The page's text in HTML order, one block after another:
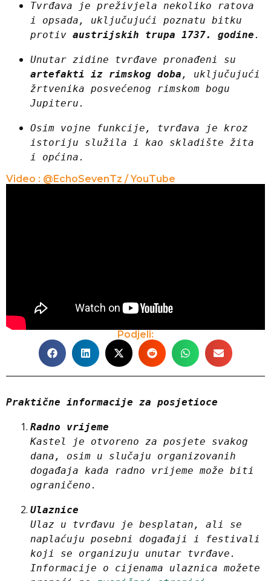
Tvrđava je preživjela nekoliko ratova
i opsada, uključujući poznatu bitku
protiv austrijskih trupa 1737. godine.
artefakti iz rimskog doba , uključujući
žrtvenika posvećenog rimskom bogu
Jupiteru.
Osim vojne funkcije, tvrđava je kroz
istoriju služila i kao skladište žita
i općina.
Video : @EchoSevenTz / YouTube
Podjeli:
Praktične informacije za posjetioce
Radno vrijeme
Kastel je otvoreno za posjete svakog
dana, osim u slučaju organizovanih
događaja kada radno vrijeme može biti
ograničeno.
Ulaznice
Ulaz u tvrđavu je besplatan, ali se
naplaćuju posebni događaji i festivali
koji se organizuju unutar tvrđave.
Informacije o cijenama ulaznica možete